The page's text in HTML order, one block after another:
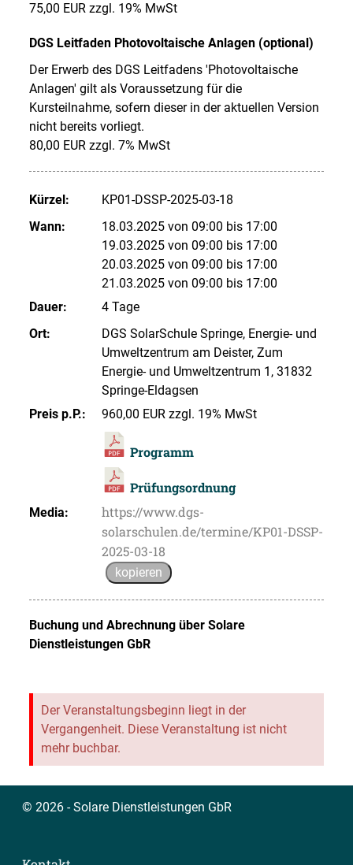
75,00 EUR zzgl. 19% MwSt
DGS Leitfaden Photovoltaische Anlagen (optional)
Der Erwerb des DGS Leitfadens 'Photovoltaische
Anlagen' gilt als Voraussetzung für die
Kursteilnahme, sofern dieser in der aktuellen Version
nicht bereits vorliegt.
80,00 EUR zzgl. 7% MwSt
Kürzel:
KP01-DSSP-2025-03-18
Wann:
18.03.2025 von 09:00 bis 17:00
19.03.2025 von 09:00 bis 17:00
20.03.2025 von 09:00 bis 17:00
21.03.2025 von 09:00 bis 17:00
Dauer:
4 Tage
Ort:
DGS SolarSchule Springe, Energie- und
Umweltzentrum am Deister, Zum
Energie- und Umweltzentrum 1, 31832
Springe-Eldagsen
Preis p.P.:
960,00 EUR zzgl. 19% MwSt
Programm
Prüfungsordnung
Media:
https://www.dgs-
solarschulen.de/termine/KP01-DSSP-
2025-03-18
kopieren
Buchung und Abrechnung über Solare
Dienstleistungen GbR
Der Veranstaltungsbeginn liegt in der
Vergangenheit. Diese Veranstaltung ist nicht
mehr buchbar.
© 2026 - Solare Dienstleistungen GbR